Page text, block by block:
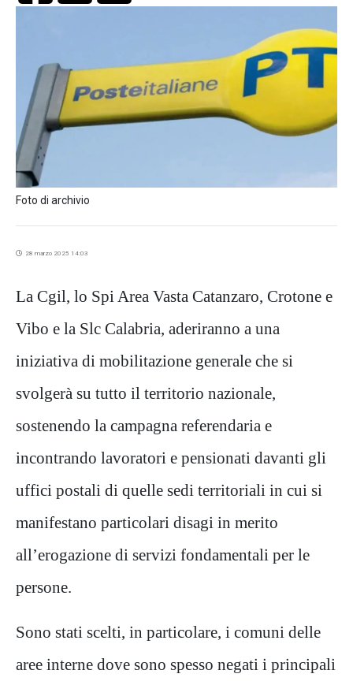
Foto di archivio
28 marzo 2025 14:03
La Cgil, lo Spi Area Vasta Catanzaro, Crotone e
Vibo e la Slc Calabria, aderiranno a una
iniziativa di mobilitazione generale che si
svolgerà su tutto il territorio nazionale,
sostenendo la campagna referendaria e
incontrando lavoratori e pensionati davanti gli
uffici postali di quelle sedi territoriali in cui si
manifestano particolari disagi in merito
all’erogazione di servizi fondamentali per le
persone.
Sono stati scelti, in particolare, i comuni delle
aree interne dove sono spesso negati i principali